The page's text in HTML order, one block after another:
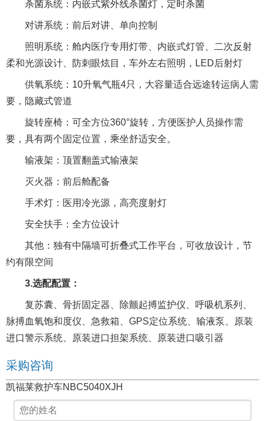
杀菌系统：内嵌式紫外线杀菌灯，定时杀菌
对讲系统：前后对讲、单向控制
照明系统：舱内医疗专用灯带、内嵌式灯管、二次反射
柔和光源设计、防刺眼炫目，车外左右照明，LED后射灯
供氧系统：10升氧气瓶4只，大容量适合远途转运病人需
要，隐藏式管道
旋转座椅：可全方位360°旋转，方便医护人员操作需
要，具有两个固定位置，乘坐舒适安全。
输液架：顶置翻盖式输液架
灭火器：前后舱配备
手术灯：医用冷光源，高亮度射灯
安全扶手：全方位设计
其他：独有中隔墙可折叠式工作平台，可收放设计，节
约有限空间
3.选配配置：
复苏囊、骨折固定器、除颤起搏监护仪、呼吸机系列、
脉搏血氧饱和度仪、急救箱、GPS定位系统、输液泵、原装
进口警示系统、原装进口担架系统、原装进口吸引器
采购咨询
凯福莱救护车NBC5040XJH